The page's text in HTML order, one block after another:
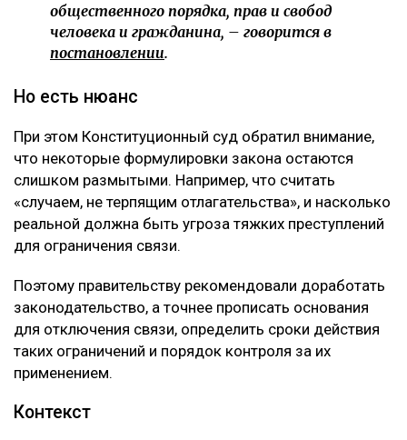
общественного порядка, прав и свобод
человека и гражданина, – говорится в
постановлении.
Но есть нюанс
При этом Конституционный суд обратил внимание,
что некоторые формулировки закона остаются
слишком размытыми. Например, что считать
«случаем, не терпящим отлагательства», и насколько
реальной должна быть угроза тяжких преступлений
для ограничения связи.
Поэтому правительству рекомендовали доработать
законодательство, а точнее прописать основания
для отключения связи, определить сроки действия
таких ограничений и порядок контроля за их
применением.
Контекст